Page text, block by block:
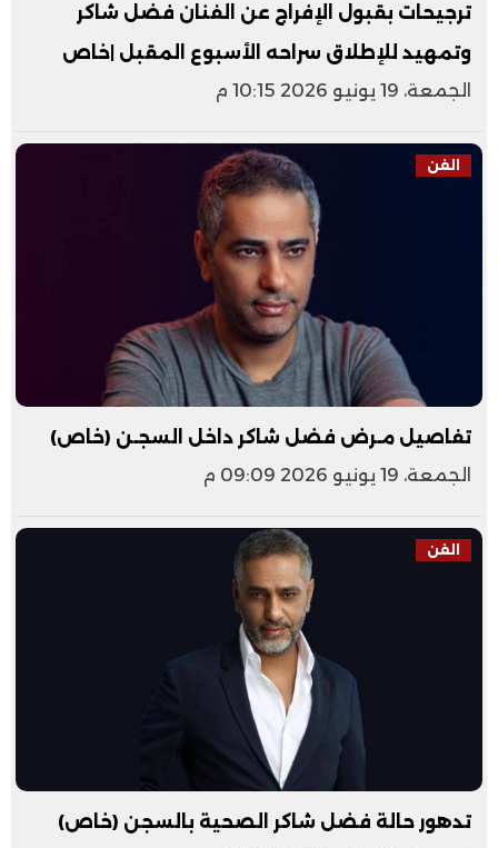
ترجيحات بقبول الإفراج عن الفنان فضل شاكر
وتمهيد للإطلاق سراحه الأسبوع المقبل |خاص
الجمعة، 19 يونيو 2026 10:15 م
الفن
تفاصيل مـرض فضل شاكر داخل السجـن (خاص)
الجمعة، 19 يونيو 2026 09:09 م
الفن
تدهور حالة فضل شاكر الصحية بالسجن (خاص)